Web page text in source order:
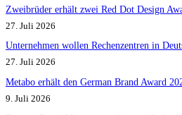
Zweibrüder erhält zwei Red Dot Design
27. Juli 2026
Unternehmen wollen Rechenzentren in
27. Juli 2026
Metabo erhält den German Brand Award
9. Juli 2026